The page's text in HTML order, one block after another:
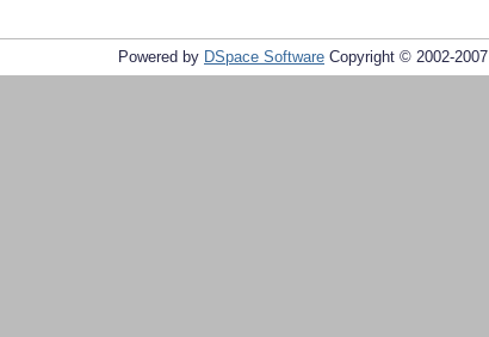
Powered by DSpace Software Copyright © 2002-2007